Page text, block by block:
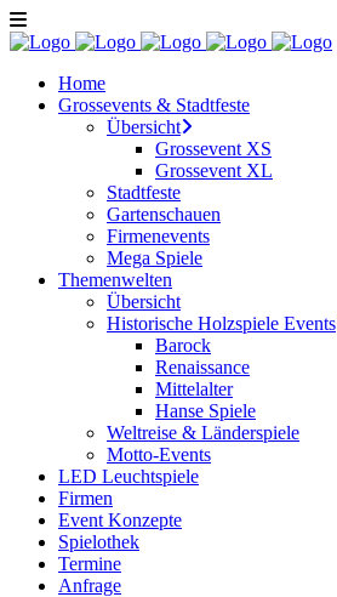
Home
Grossevents & Stadtfeste
Übersicht
Grossevent XS
Grossevent XL
Stadtfeste
Gartenschauen
Firmenevents
Mega Spiele
Themenwelten
Übersicht
Historische Holzspiele Events
Barock
Renaissance
Mittelalter
Hanse Spiele
Weltreise & Länderspiele
Motto-Events
LED Leuchtspiele
Firmen
Event Konzepte
Spielothek
Termine
Anfrage